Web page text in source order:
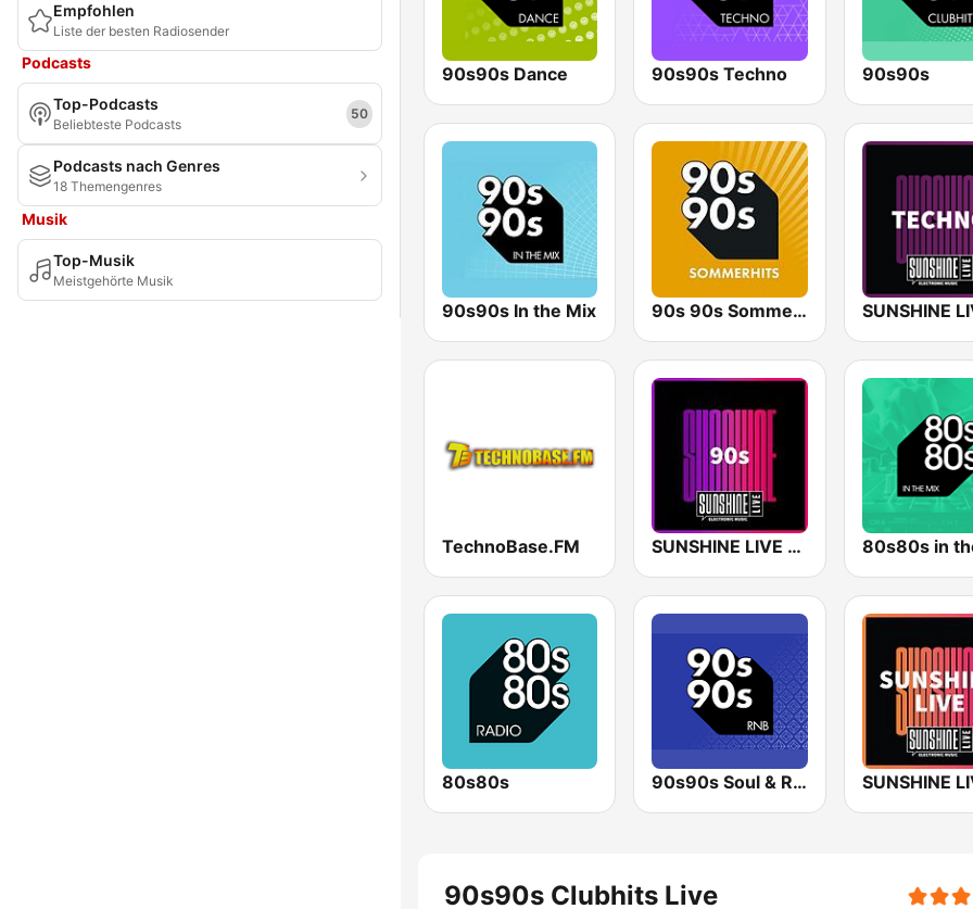
Empfohlen
Liste der besten Radiosender
Podcasts
Top-Podcasts
Beliebteste Podcasts
50
Podcasts nach Genres
18 Themengenres
Musik
Top-Musik
Meistgehörte Musik
90s90s Dance 90s90s Techno 90s90s
90s90s In the Mix 90s 90s Sommerhits
TechnoBase.FM SUNSHINE LIVE - 90s 80s80s in
80s80s 90s90s Soul & R&B SUNSHINE
90s90s Clubhits Live